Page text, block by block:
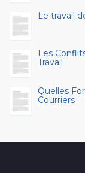
Le travail
Les
Travail
Quelles
Courriers